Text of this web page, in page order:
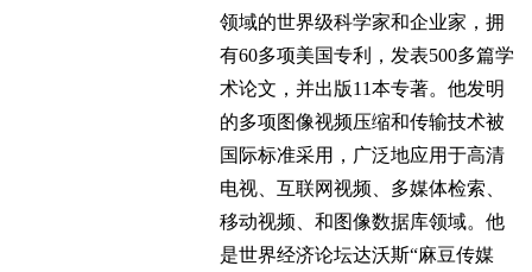
领域的世界级科学家和企业家，拥
有60多项美国专利，发表500多篇学
术论文，并出版11本专著。他发明
的多项图像视频压缩和传输技术被
国际标准采用，广泛地应用于高清
电视、互联网视频、多媒体检索、
移动视频、和图像数据库领域。他
是世界经济论坛达沃斯“麻豆传媒